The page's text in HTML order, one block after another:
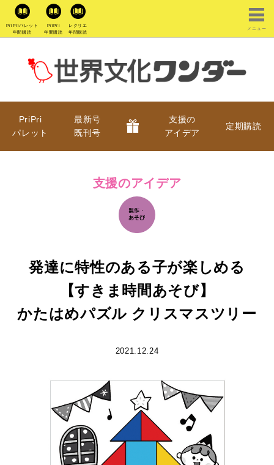
PriPriパレット
年間購読
PriPri
年間購読
レクリエ
年間購読
メニュー
PriPri
パレット
最新号
既刊号
支援の
アイデア
定期購読
支援のアイデア
発達に特性のある子が楽しめる
【すきま時間あそび】
かたはめパズル クリスマスツリー
2021.12.24